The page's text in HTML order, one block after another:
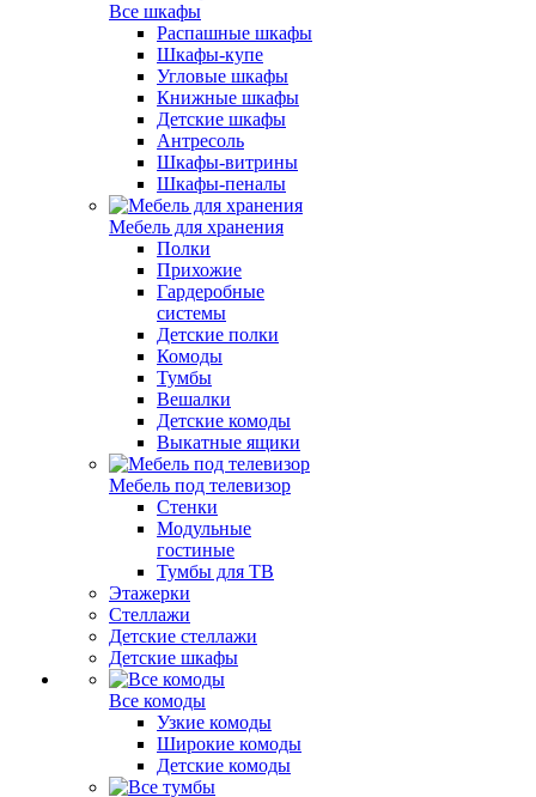
Все шкафы
Распашные шкафы
Шкафы-купе
Угловые шкафы
Книжные шкафы
Детские шкафы
Антресоль
Шкафы-витрины
Шкафы-пеналы
Мебель для хранения
Полки
Прихожие
Гардеробные
системы
Детские полки
Комоды
Тумбы
Вешалки
Детские комоды
Выкатные ящики
Мебель под телевизор
Стенки
Модульные
гостиные
Тумбы для ТВ
Этажерки
Стеллажи
Детские стеллажи
Детские шкафы
Все комоды
Узкие комоды
Широкие комоды
Детские комоды